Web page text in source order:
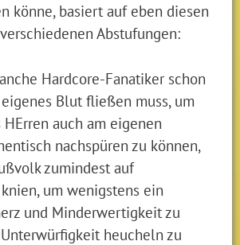
könne, basiert auf eben diesen
Abstufungen:
Hardcore-Fanatiker schon
Blut fließen muss, um
auch am eigenen
nachspüren zu können,
zumindest auf
um wenigstens ein
und Minderwertigkeit zu
heucheln zu